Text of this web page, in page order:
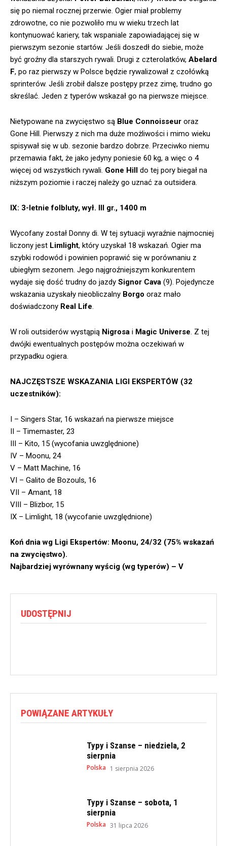
się po niemal rocznej przerwie. Ogier miał problemy
zdrowotne, co nie pozwoliło mu w wieku trzech lat
kontynuować kariery, tak wspaniale zapowiadającej się w
pierwszym sezonie startów. Jeśli doszedł do siebie, może
być groźny dla starszych rywali. Drugi z czterolatków, Abelard
F, po raz pierwszy w Polsce będzie rywalizował z czołówką
sprinterów. Jeśli zrobił dalsze postępy przez zimę, trudno go
skreślać. Jeden z typerów wskazał go na pierwsze miejsce.
Nietypowane na zwycięstwo są Blue Connoisseur oraz
Gone Hill. Pierwszy z nich ma duże możliwości i mimo wieku
spisywał się w ub. sezonie bardzo dobrze. Przeciwko niemu
przemawia fakt, że jako jedyny poniesie 60 kg, a więc o 4
więcej od wszystkich rywali. Gone Hill do tej pory biegał na
niższym poziomie i raczej należy go uznać za outsidera.
IX: 3-letnie folbluty, wył. III gr., 1400 m
Wycofany został Donny di. W tej sytuacji wyraźnie najmocniej
liczony jest Limlight, który uzyskał 18 wskazań. Ogier ma
szybki rodowód i powinien poprawić się w porównaniu z
ubiegłym sezonem. Jego najgroźniejszym konkurentem
wydaje się dość trudny do jazdy Signor Cava (9). Pojedyncze
wskazania uzyskały nieobliczalny Borgo oraz mało
doświadczony Real Life
W roli outsiderów wystąpią Nigrosa i Magic Universe . Z tej
dwójki ewentualnych postępów można oczekiwań w
przypadku ogiera.
NAJCZĘSTSZE WSKAZANIA LIGI EKSPERTÓW (32
uczestników):
I – Singers Star, 16 wskazań na pierwsze miejsce
II – Timemaster, 23
III – Kito, 15 (wycofania uwzględnione)
IV – Moonu, 24
V – Matt Machine, 16
VI – Galito de Bozouls, 16
VII – Amant, 18
VIII – Blizbor, 15
IX – Limlight, 18 (wycofanie uwzględnione)
Koń dnia wg Ligi Ekspertów: Moonu, 24/32 (75% wskazań
na zwycięstwo).
Najbardziej wyrównany wyścig (wg typerów) – V
UDOSTĘPNIJ
POWIĄZANE ARTYKUŁY
Typy i Szanse – niedziela, 2
sierpnia
Polska 1 sierpnia 2026
Typy i Szanse – sobota, 1
sierpnia
Polska 31 lipca 2026